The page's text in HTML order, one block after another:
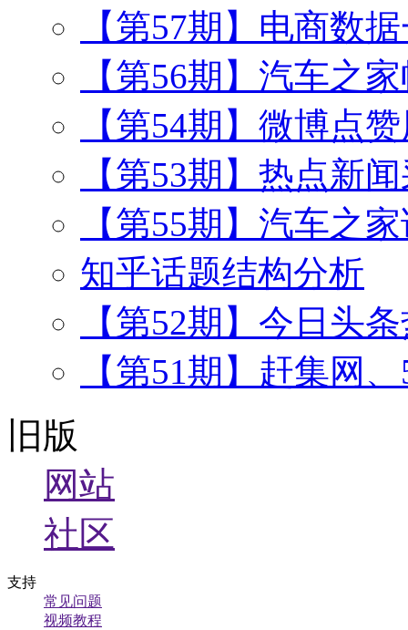
【第57期】电商数
【第56期】汽车之
【第54期】微博点
【第53期】热点新
【第55期】汽车之
知乎话题结构分析
【第52期】今日头
【第51期】赶集网
旧版
网站
社区
支持
常见问题
视频教程